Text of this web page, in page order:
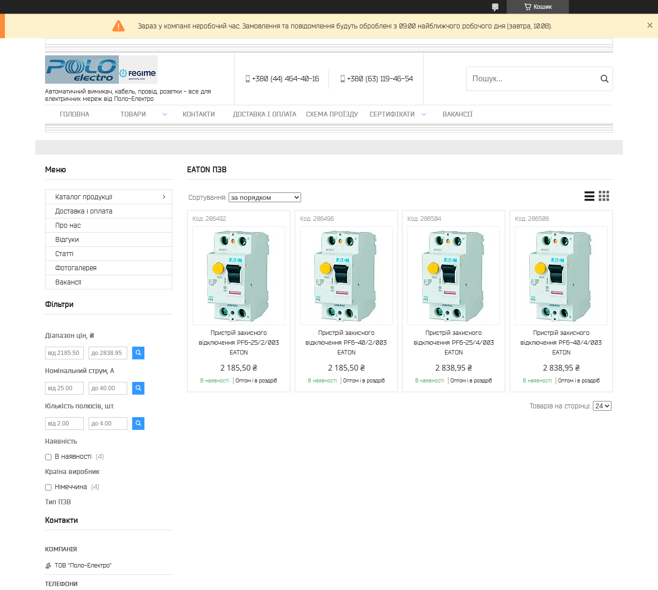
Кошик
Зараз у компанії неробочий час. Замовлення та повідомлення будуть оброблені з 09:00 найближчого робочого дня (завтра, 10.08).
Автоматичний вимикач, кабель, провід, розетки - все для
електричних мереж від Поло-Електро
+380 (44) 464-40-16 +380 (63) 119-46-54
ГОЛОВНА ТОВАРИ КОНТАКТИ ДОСТАВКА І ОПЛАТА СХЕМА ПРОЇЗДУ СЕРТИФІКАТИ ВАКАНСІЇ
EATON ПЗВ
286492
Пристрій захисного
відключення PF6-25/2/003
EATON
2 185,50 ₴
В наявності Оптом і в роздріб
286496
Пристрій захисного
відключення PF6-40/2/003
EATON
2 185,50 ₴
В наявності Оптом і в роздріб
286504
Пристрій захисного
відключення PF6-25/4/003
EATON
2 838,95 ₴
В наявності Оптом і в роздріб
286508
Пристрій захисного
відключення PF6-40/4/003
EATON
2 838,95 ₴
В наявності Оптом і в роздріб
Каталог продукції
Доставка і оплата
Про нас
Відгуки
Статті
Фотогалерея
Вакансії
Фільтри
Діапазон цін, ₴
Номінальний струм, А
Кількість полюсів, шт.
Наявність
В наявності
4
Країна виробник
Німеччина
4
Тип ПЗВ
Реле
4
Номінальний відключаючий
Виробник
Eaton
Контакти
ТОВ "Поло-Електро"